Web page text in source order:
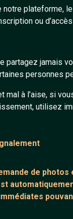
notre plateforme,
ou
partagez jamais
personnes
mal à l’aise, si
utilisez
de photos
– L’amour qui reste
( Paroles)